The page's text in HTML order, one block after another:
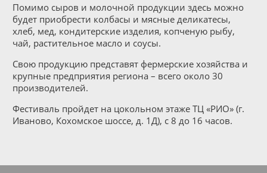
Помимо сыров и молочной продукции здесь можно
будет приобрести колбасы и мясные деликатесы,
хлеб, мед, кондитерские изделия, копченую рыбу,
чай, растительное масло и соусы.
Свою продукцию представят фермерские хозяйства и
крупные предприятия региона – всего около 30
производителей.
Фестиваль пройдет на цокольном этаже ТЦ «РИО» (г.
Иваново, Кохомское шоссе, д. 1Д), с 8 до 16 часов.